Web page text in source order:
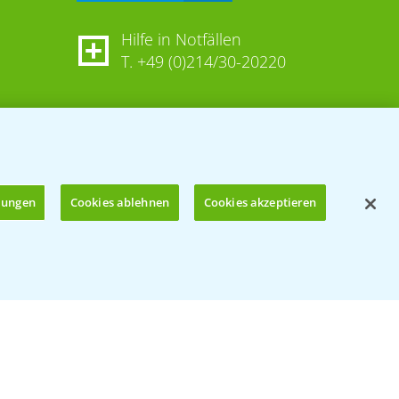
Hilfe in Notfällen
T. +49 (0)214/30-20220
Cookies ablehnen Cookies akzeptieren